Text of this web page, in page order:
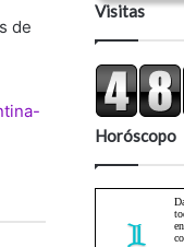
de
Visitas
Horóscopo